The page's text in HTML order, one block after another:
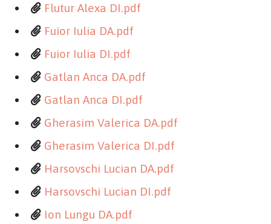
Flutur Alexa DI.pdf
Fuior Iulia DA.pdf
Fuior Iulia DI.pdf
Gatlan Anca DA.pdf
Gatlan Anca DI.pdf
Gherasim Valerica DA.pdf
Gherasim Valerica DI.pdf
Harsovschi Lucian DA.pdf
Harsovschi Lucian DI.pdf
Ion Lungu DA.pdf